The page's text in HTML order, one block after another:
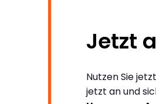
Jetzt
Nutzen Sie
jetzt an und